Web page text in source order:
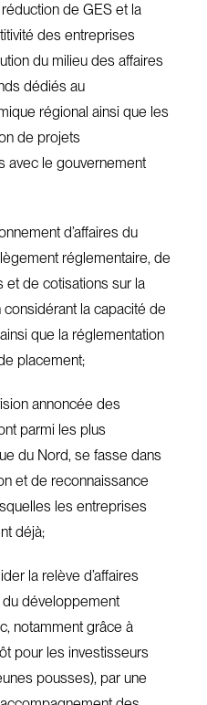
de GES et la
des entreprises
du milieu des affaires
dédiés au
régional ainsi que les
de projets
avec le gouvernement
d’affaires du
réglementaire, de
et de cotisations sur la
la capacité de
que la réglementation
placement;
annoncée des
parmi les plus
du Nord, se fasse dans
et de reconnaissance
les entreprises
déjà;
la relève d’affaires
développement
notamment grâce à
pour les investisseurs
pousses), par une